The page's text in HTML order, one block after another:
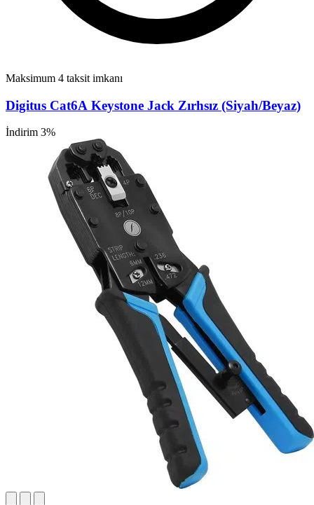
Maksimum 4 taksit imkanı
Digitus Cat6A Keystone Jack Zırhsız (Siyah/Beyaz)
İndirim 3%